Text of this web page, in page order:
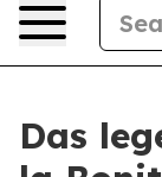
Das